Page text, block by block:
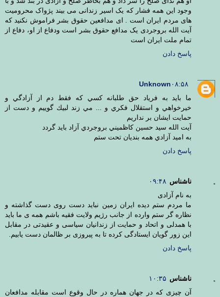
وجود این همه فشار که یک اسیر زندانی می بیند پژواک محرومیت
های مردم ایران است . ای مدافعین حقوق بشر فراموش نکنید که
آیت الله بروجردی یک مدافع حقوق بشر است ودفاع از او، دفاع از
تمام ملت ایران است
پاسخ دادن
Unknown ۰۸:۵۸
ما بايد به فرياد حق طلبانه كسي كه فقط دم از آزادگي و
خيرخواهي و استقلال فكري و ... مي زند لبيك گوييم و دست از
حمايت ايشان بر نداريم
آيت الله سيد حسين كاظميني بروجردي آزاد بايد گردد
به اميد آزادي همه بنديان تحت ستم
پاسخ دادن
ناشناس ۰۹:۴۸
به نام آزادی
ما مردم ستم دیده ایران زمین نباید دست روی دست گذاشته و
نظاره گر ستم وارده از جانب رژیم ولایت فقیه باشم همه ی ما باید
با همدلی و اتحاد و حمایت از زندانیان سیاسی و عقیدتی در مقابل
این زور گویان ایستادگی کرده تا به پیروزی بر ظالمان دست یابیم.
پاسخ دادن
ناشناس ۱۰:۳۵
آن چیزی که در جهان هماره در حال وقوع است مقابله مدافعان